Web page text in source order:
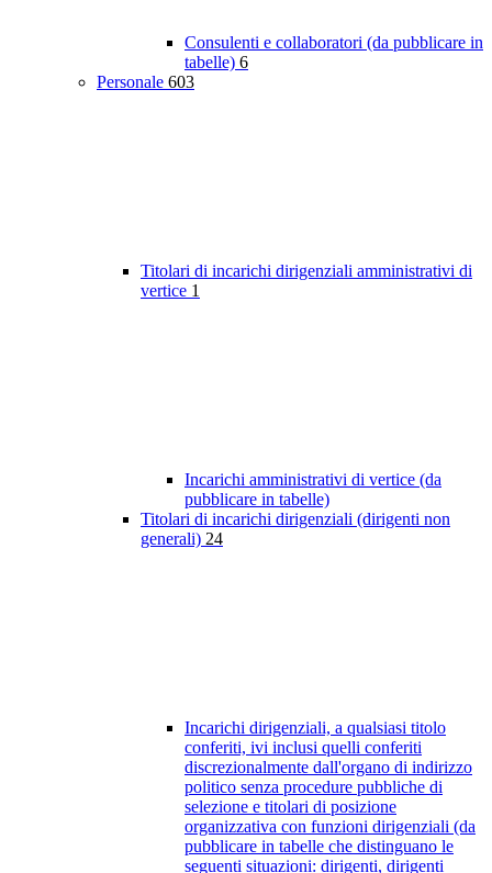
Consulenti e collaboratori (da pubblicare in
tabelle) 6
Personale 603
Titolari di incarichi dirigenziali amministrativi di
vertice 1
Incarichi amministrativi di vertice (da
pubblicare in tabelle)
Titolari di incarichi dirigenziali (dirigenti non
generali) 24
Incarichi dirigenziali, a qualsiasi titolo
conferiti, ivi inclusi quelli conferiti
discrezionalmente dall'organo di indirizzo
politico senza procedure pubbliche di
selezione e titolari di posizione
organizzativa con funzioni dirigenziali (da
pubblicare in tabelle che distinguano le
seguenti situazioni: dirigenti, dirigenti